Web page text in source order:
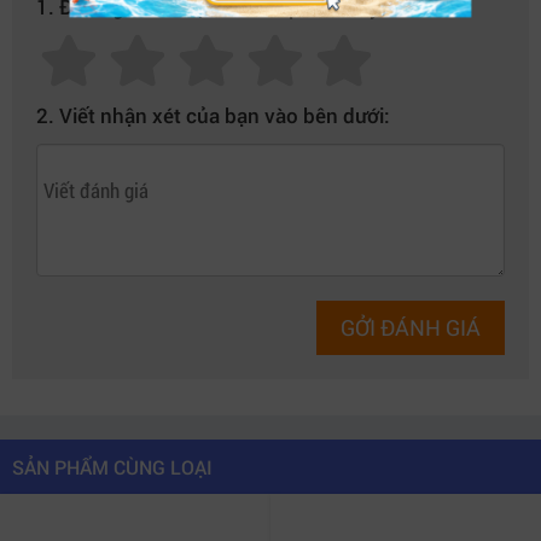
workflow DaVinci Resolve, Premiere Pro, Final Cut Pro
1. Đánh giá của bạn về sản phẩm này:
2. Viết nhận xét của bạn vào bên dưới:
GỞI ĐÁNH GIÁ
SẢN PHẨM CÙNG LOẠI